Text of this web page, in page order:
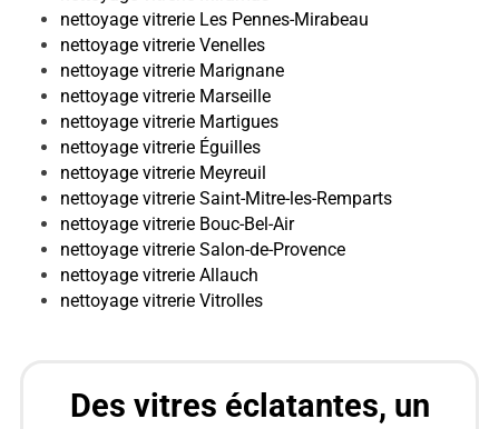
nettoyage vitrerie Les Pennes-Mirabeau
nettoyage vitrerie Venelles
nettoyage vitrerie Marignane
nettoyage vitrerie Marseille
nettoyage vitrerie Martigues
nettoyage vitrerie Éguilles
nettoyage vitrerie Meyreuil
nettoyage vitrerie Saint-Mitre-les-Remparts
nettoyage vitrerie Bouc-Bel-Air
nettoyage vitrerie Salon-de-Provence
nettoyage vitrerie Allauch
nettoyage vitrerie Vitrolles
Des vitres éclatantes, un